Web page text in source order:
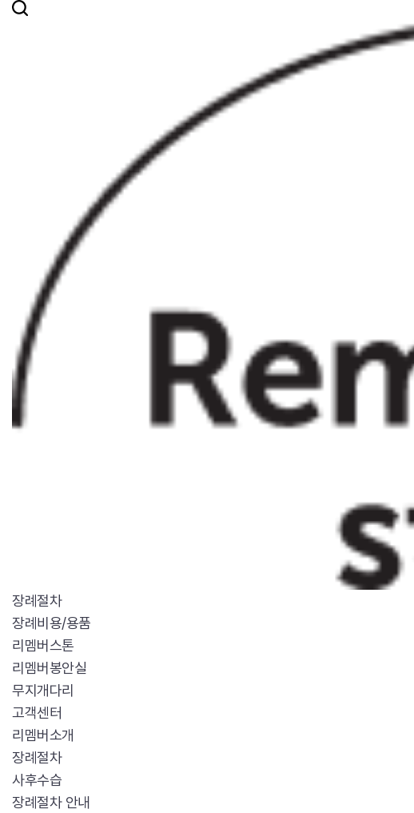
장례절차
장례비용/용품
리멤버스톤
리멤버봉안실
무지개다리
고객센터
리멤버소개
장례절차
사후수습
장례절차 안내